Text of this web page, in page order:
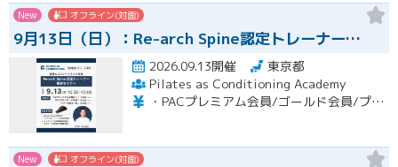
New オフライン(対面)
9月13日（日）：Re-arch Spine認定トレーナー…
2026.09.13開催
東京都
Pilates as Conditioning Academy
・PACプレミアム会員/ゴールド会員/プラチナ会員：9,900円（税込） ・PACスタンダード会員：13,200円（税込） ・フリー会員：16,500円（税込）
New オフライン(対面)